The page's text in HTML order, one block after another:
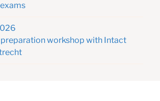
workshop with Intact